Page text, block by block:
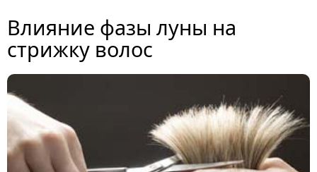
Влияние фазы луны на
стрижку волос